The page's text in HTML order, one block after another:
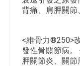
背痛、肩胛關
<維骨力®250>
發性骨關節病
胛關節炎、關